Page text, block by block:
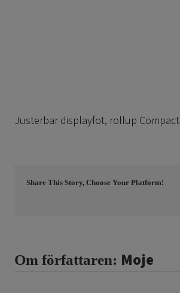
Justerbar displayfot, rollup Compact
Share This Story, Choose Your Platform!
Om författaren: Moje